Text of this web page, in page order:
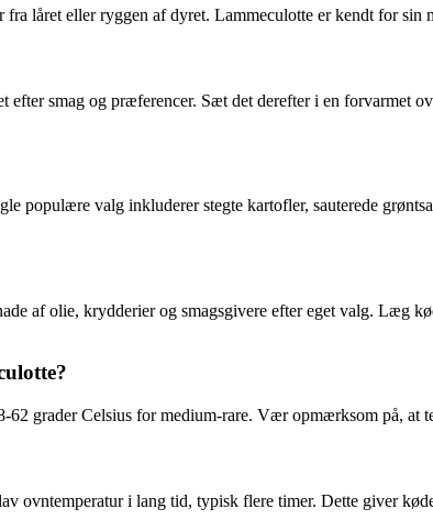
låret eller ryggen af dyret. Lammeculotte er kendt for sin
smag og præferencer. Sæt det derefter i en forvarmet
populære valg inkluderer stegte kartofler, sauterede
af olie, krydderier og smagsgivere efter eget valg. Læg
62 grader Celsius for medium-rare. Vær opmærksom på, at
ovntemperatur i lang tid, typisk flere timer. Dette giver